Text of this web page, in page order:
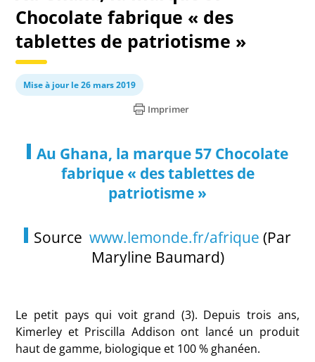
Chocolate fabrique « des
tablettes de patriotisme »
Mise à jour le 26 mars 2019
Imprimer
Au Ghana, la marque 57 Chocolate
fabrique « des tablettes de
patriotisme »
Source www.lemonde.fr/afrique (Par
Maryline Baumard)
Le petit pays qui voit grand (3). Depuis trois ans,
Kimerley et Priscilla Addison ont lancé un produit
haut de gamme, biologique et 100 % ghanéen.